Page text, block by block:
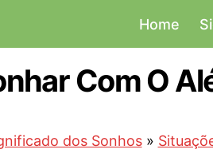
Home
Com O
dos Sonhos»